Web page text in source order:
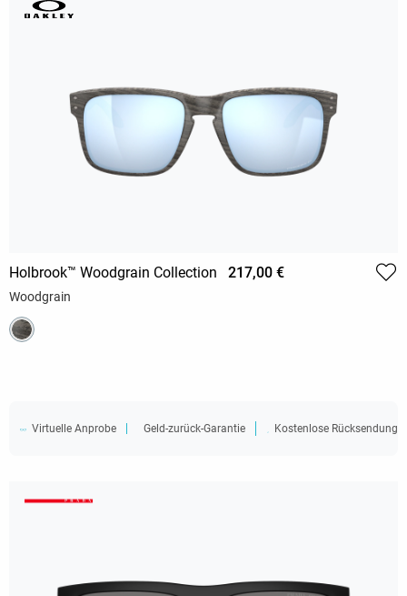
Holbrook™ Woodgrain Collection 217,00 €
Woodgrain
Virtuelle Anprobe Geld-zurück-Garantie Kostenlose Rücksendung